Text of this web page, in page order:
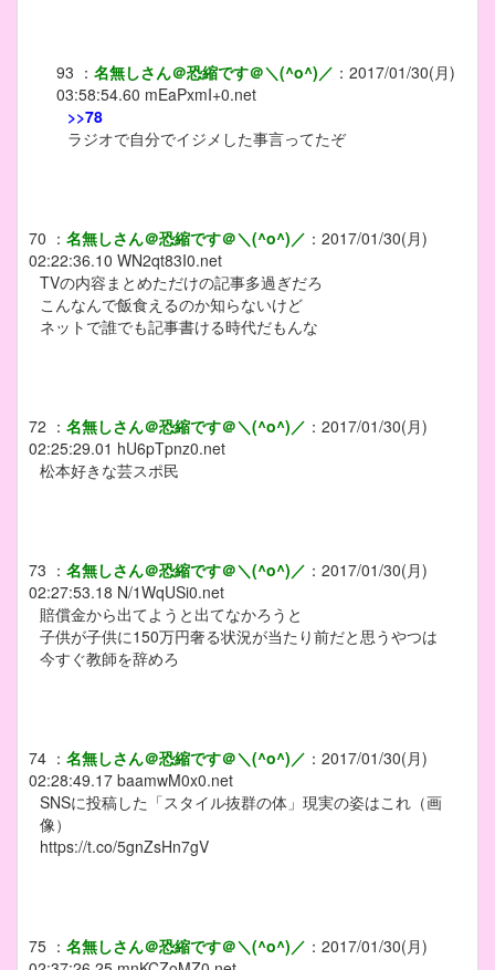
93 ： 名無しさん＠恐縮です＠＼(^o^)／ ： 2017/01/30(月)
03:58:54.60 mEaPxmI+0.net
>>78
ラジオで自分でイジメした事言ってたぞ
70 ： 名無しさん＠恐縮です＠＼(^o^)／ ： 2017/01/30(月)
02:22:36.10 WN2qt83I0.net
TVの内容まとめただけの記事多過ぎだろ
こんなんで飯食えるのか知らないけど
ネットで誰でも記事書ける時代だもんな
72 ： 名無しさん＠恐縮です＠＼(^o^)／ ： 2017/01/30(月)
02:25:29.01 hU6pTpnz0.net
松本好きな芸スポ民
73 ： 名無しさん＠恐縮です＠＼(^o^)／ ： 2017/01/30(月)
02:27:53.18 N/1WqUSi0.net
賠償金から出てようと出てなかろうと
子供が子供に150万円奢る状況が当たり前だと思うやつは
今すぐ教師を辞めろ
74 ： 名無しさん＠恐縮です＠＼(^o^)／ ： 2017/01/30(月)
02:28:49.17 baamwM0x0.net
SNSに投稿した「スタイル抜群の体」現実の姿はこれ（画
像）
https://t.co/5gnZsHn7gV
75 ： 名無しさん＠恐縮です＠＼(^o^)／ ： 2017/01/30(月)